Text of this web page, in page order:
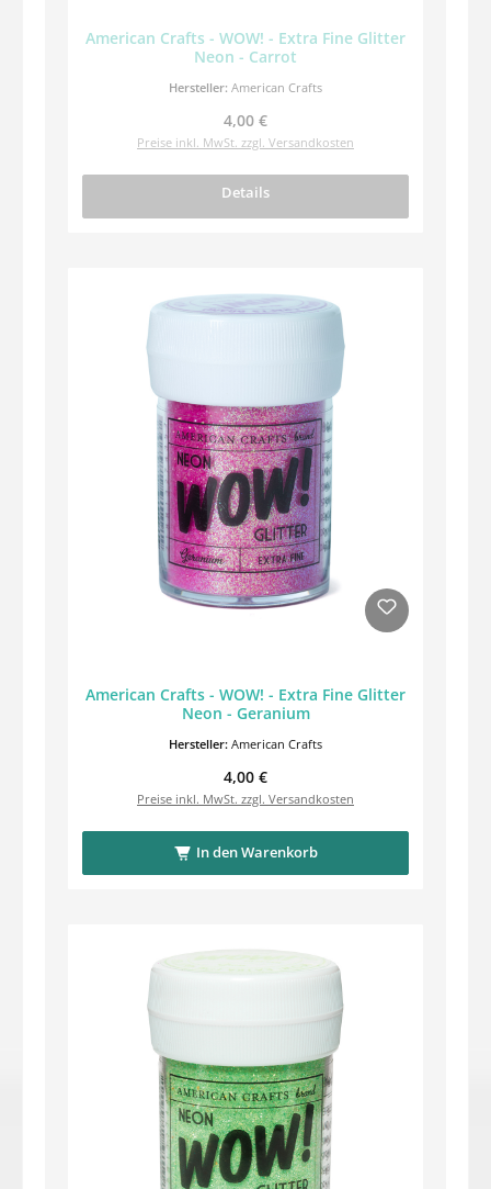
American Crafts - WOW! - Extra Fine Glitter
Neon - Carrot
Hersteller: American Crafts
Regulärer Preis:
4,00 €
Preise inkl. MwSt. zzgl. Versandkosten
Details
American Crafts - WOW! - Extra Fine Glitter
Neon - Geranium
Hersteller: American Crafts
Regulärer Preis:
4,00 €
Preise inkl. MwSt. zzgl. Versandkosten
In den Warenkorb